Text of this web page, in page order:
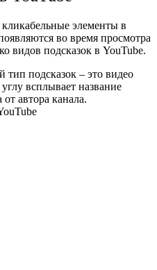
элементы в
во время просмотра
видов подсказок в YouTube.
подсказок – это видео
всплывает название
автора канала.